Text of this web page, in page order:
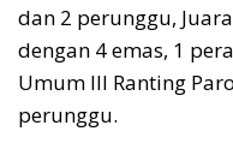
dan 2 perunggu,
dengan 4 emas, 1
Umum III Ranting
perunggu.